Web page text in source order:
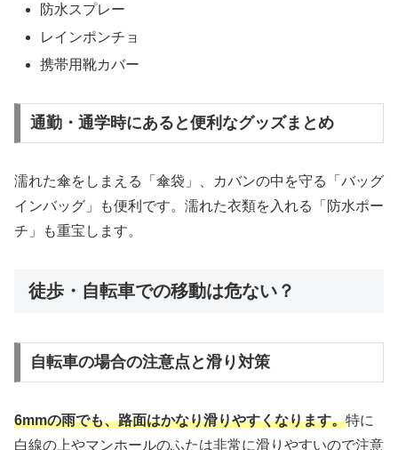
防水スプレー
レインポンチョ
携帯用靴カバー
通勤・通学時にあると便利なグッズまとめ
濡れた傘をしまえる「傘袋」、カバンの中を守る「バッグ
インバッグ」も便利です。濡れた衣類を入れる「防水ポー
チ」も重宝します。
徒歩・自転車での移動は危ない？
自転車の場合の注意点と滑り対策
6mmの雨でも、路面はかなり滑りやすくなります。特に
白線の上やマンホールのふたは非常に滑りやすいので注意